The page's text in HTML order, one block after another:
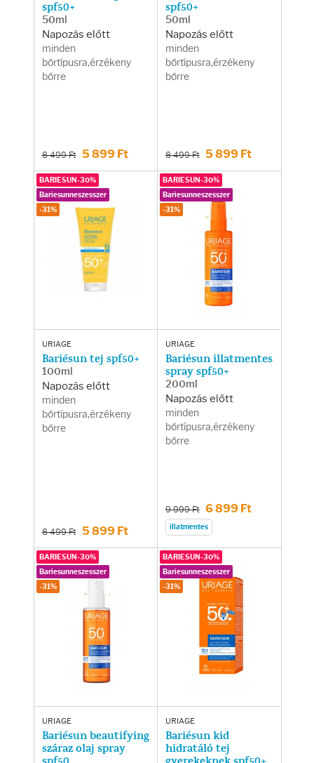
spf50+
50ml
Napozás előtt
minden
bőrtípusra,érzékeny
bőrre
8 499 Ft 5 899 Ft
spf50+
50ml
Napozás előtt
minden
bőrtípusra,érzékeny
bőrre
8 499 Ft 5 899 Ft
URIAGE
Bariésun tej spf50+
100ml
Napozás előtt
minden
bőrtípusra,érzékeny
bőrre
8 499 Ft 5 899 Ft
BARIESUN-30%
Bariesunneszesszer
-31%
URIAGE
Bariésun illatmentes
spray spf50+
200ml
Napozás előtt
minden
bőrtípusra,érzékeny
bőrre
9 999 Ft 6 899 Ft
illatmentes
BARIESUN-30%
Bariesunneszesszer
-31%
URIAGE
Bariésun beautifying
száraz olaj spray
BARIESUN-30%
Bariesunneszesszer
-31%
URIAGE
Bariésun kid
hidratáló tej
BARIESUN-30%
Bariesunneszesszer
-31%